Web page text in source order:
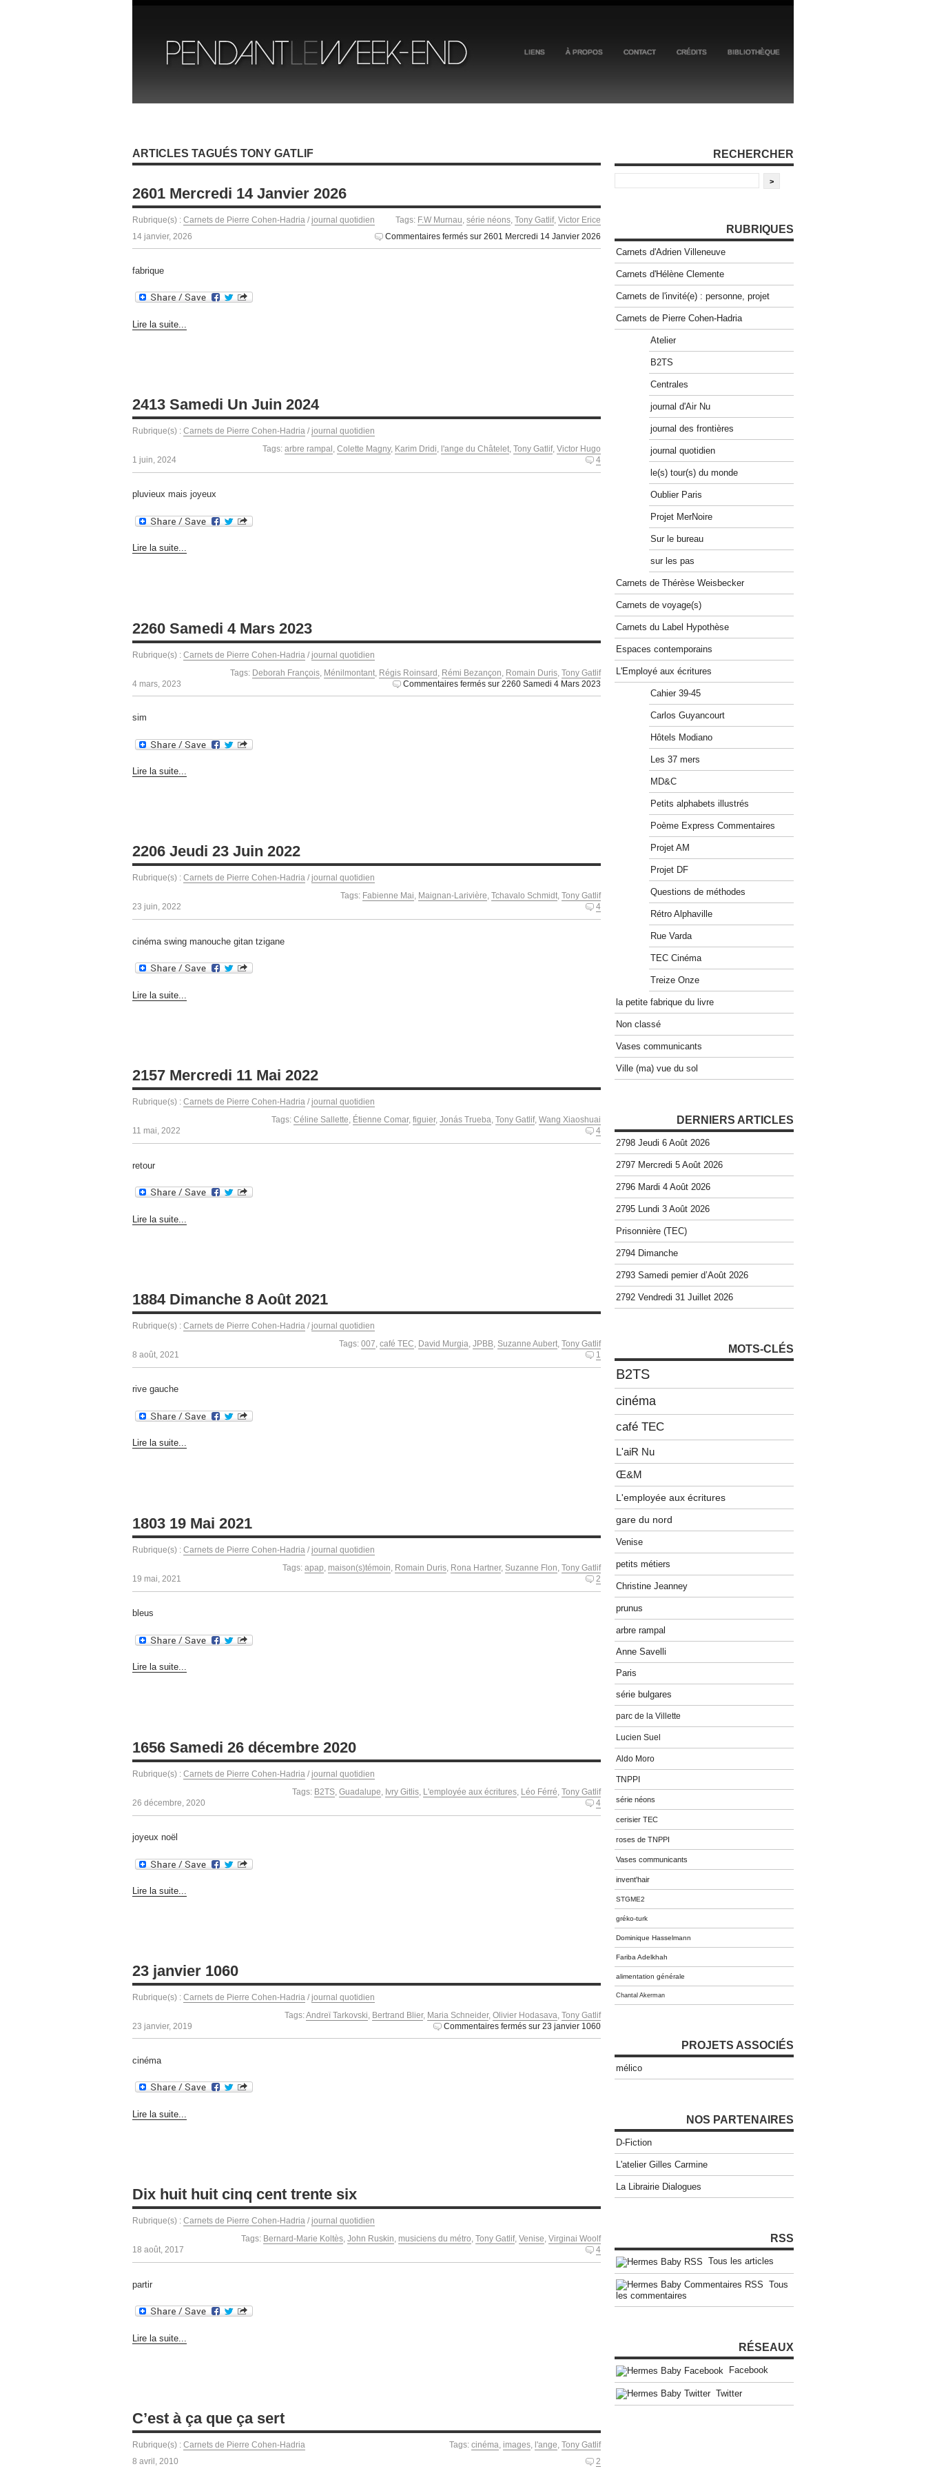
LIENS À PROPOS CONTACT CRÉDITS BIBLIOTHÈQUE
ARTICLES TAGUÉS TONY GATLIF
2601 Mercredi 14 Janvier 2026
Rubrique(s) : Carnets de Pierre Cohen-Hadria / journal quotidien Tags: F.W Murnau, série néons, Tony Gatlif, Victor Erice
14 janvier, 2026
Commentaires fermés sur 2601 Mercredi 14 Janvier 2026
fabrique
Lire la suite...
2413 Samedi Un Juin 2024
Rubrique(s) : Carnets de Pierre Cohen-Hadria / journal quotidien
Tags: arbre rampal Colette Magny, Karim Dridi l'ange du Châtelet Tony Gatlif, Victor Hugo
1 juin, 2024
4
pluvieux mais joyeux
Lire la suite...
2260 Samedi 4 Mars 2023
Rubrique(s) : Carnets de Pierre Cohen-Hadria / journal quotidien
Tags: Deborah François Ménilmontant Régis Roinsard Rémi Bezançon Romain Duris Tony Gatlif
4 mars, 2023
Commentaires fermés sur 2260 Samedi 4 Mars 2023
sim
Lire la suite...
2206 Jeudi 23 Juin 2022
Rubrique(s) : Carnets de Pierre Cohen-Hadria / journal quotidien
Tags: Fabienne Mai, Maignan-Larivière, Tchavalo Schmidt, Tony Gatlif
23 juin, 2022
4
cinéma swing manouche gitan tzigane
Lire la suite...
2157 Mercredi 11 Mai 2022
Rubrique(s) : Carnets de Pierre Cohen-Hadria / journal quotidien
Tags: Céline Sallette, Étienne Comar, figuier, Jonás Trueba, Tony Gatlif, Wang Xiaoshuai
11 mai, 2022
4
retour
Lire la suite...
1884 Dimanche 8 Août 2021
Rubrique(s) : Carnets de Pierre Cohen-Hadria / journal quotidien
Tags: 007, café TEC, David Murgia, JPBB, Suzanne Aubert, Tony Gatlif
8 août, 2021
1
rive gauche
Lire la suite...
1803 19 Mai 2021
Rubrique(s) : Carnets de Pierre Cohen-Hadria / journal quotidien
Tags: apap maison(s)témoin Romain Duris Rona Hartner, Suzanne Flon Tony Gatlif
19 mai, 2021
2
bleus
Lire la suite...
1656 Samedi 26 décembre 2020
Rubrique(s) : Carnets de Pierre Cohen-Hadria / journal quotidien
Tags: B2TS Guadalupe Ivry Gitlis L'employée aux écritures Léo Férré Tony Gatlif
26 décembre, 2020
4
joyeux noël
Lire la suite...
23 janvier 1060
Rubrique(s) : Carnets de Pierre Cohen-Hadria / journal quotidien
Tags:Andreï Tarkovski, Bertrand Blier, Maria Schneider, Olivier Hodasava, Tony Gatlif
23 janvier, 2019
Commentaires fermés sur 23 janvier 1060
cinéma
Lire la suite...
Dix huit huit cinq cent trente six
Rubrique(s) : Carnets de Pierre Cohen-Hadria / journal quotidien
Tags: Bernard-Marie Koltès, John Ruskin, musiciens du métro, Tony Gatlif, Venise, Virginai Woolf
18 août, 2017
4
partir
Lire la suite...
C’est à ça que ça sert
Rubrique(s) : Carnets de Pierre Cohen-Hadria Tags: cinéma, images, l'ange, Tony Gatlif
8 avril, 2010
2
RECHERCHER
RUBRIQUES
Carnets d'Adrien Villeneuve
Carnets d'Hélène Clemente
Carnets de l'invité(e) : personne, projet
Carnets de Pierre Cohen-Hadria
Atelier
B2TS
Centrales
journal d'Air Nu
journal des frontières
journal quotidien
le(s) tour(s) du monde
Oublier Paris
Projet MerNoire
Sur le bureau
sur les pas
Carnets de Thérèse Weisbecker
Carnets de voyage(s)
Carnets du Label Hypothèse
Espaces contemporains
L'Employé aux écritures
Cahier 39-45
Carlos Guyancourt
Hôtels Modiano
Les 37 mers
MD&C
Petits alphabets illustrés
Poème Express Commentaires
Projet AM
Projet DF
Questions de méthodes
Rétro Alphaville
Rue Varda
TEC Cinéma
Treize Onze
la petite fabrique du livre
Non classé
Vases communicants
Ville (ma) vue du sol
DERNIERS ARTICLES
2798 Jeudi 6 Août 2026
2797 Mercredi 5 Août 2026
2796 Mardi 4 Août 2026
2795 Lundi 3 Août 2026
Prisonnière (TEC)
2794 Dimanche
2793 Samedi pemier d’Août 2026
2792 Vendredi 31 Juillet 2026
MOTS-CLÉS
B2TS
cinéma
café TEC
L'aiR Nu
Œ&M
L'employée aux écritures
gare du nord
Venise
petits métiers
Christine Jeanney
prunus
arbre rampal
Anne Savelli
Paris
série bulgares
parc de la Villette
Lucien Suel
Aldo Moro
TNPPI
série néons
cerisier TEC
roses de TNPPI
Vases communicants
invent'hair
STGME2
gréko-turk
Dominique Hasselmann
Fariba Adelkhah
alimentation générale
Chantal Akerman
PROJETS ASSOCIÉS
mélico
NOS PARTENAIRES
D-Fiction
L'atelier Gilles Carmine
La Librairie Dialogues
RSS
Tous les articles
Tous
les commentaires
RÉSEAUX
Facebook
Twitter